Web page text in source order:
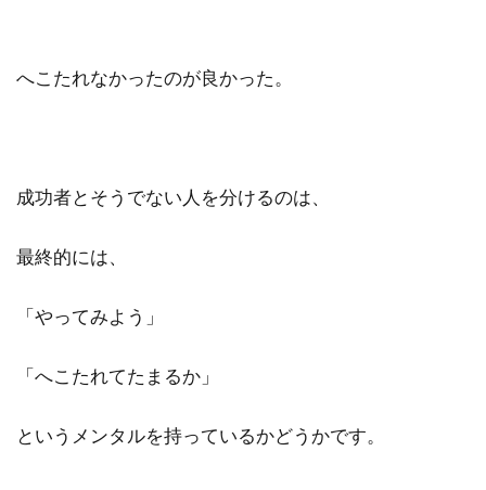
へこたれなかったのが良かった。
成功者とそうでない人を分けるのは、
最終的には、
「やってみよう」
「へこたれてたまるか」
というメンタルを持っているかどうかです。